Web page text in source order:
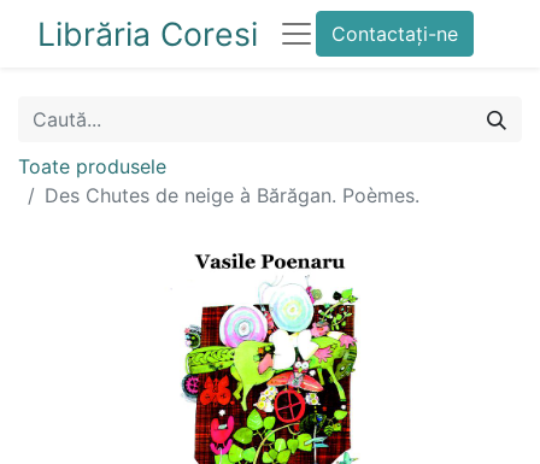
Librăria Coresi Contactați-ne
Toate produsele
Des Chutes de neige à Bărăgan. Poèmes.